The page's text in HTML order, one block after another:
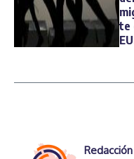
te